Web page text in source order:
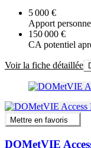
5 000 €
Apport
150 000 €
CA potentiel
Voir la fiche détaillée
Mettre en favoris
DOMetVIE